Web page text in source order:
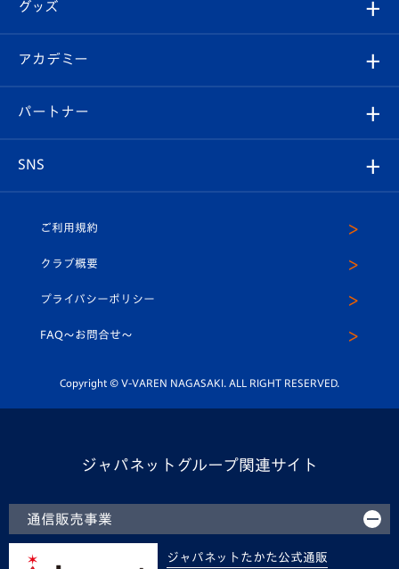
チケット
イベント
メディア
ホームタウン
スタッフプロフィール
マスコット紹介
平和祈念活動
ホームタウン活動
Revive Team
ヴィヴィくんの長崎おもてなしガイド
フォトギャラリー
スタジアムグルメ
V-LOVERS（ファンクラブ）
プレイヤーズスイート
グッズ
オンラインショップ
店舗情報
アカデミー
育成からのお知らせ
U-18
スクール
パートナー
SNS
ヴィヴィくんインスタグラム
公式LINE＠
ご利用規約
クラブ概要
プライバシーポリシー
FAQ〜お問合せ〜
Copyright © V-VAREN NAGASAKI. ALL RIGHT RESERVED.
ジャパネットグループ関連サイト
通信販売事業
ジャパネットたかた公式通販